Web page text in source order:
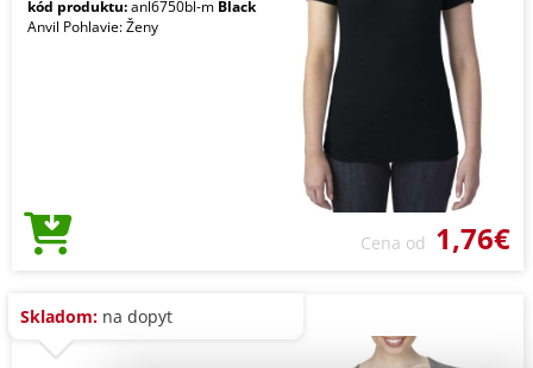
kód produktu:anl6750bl-m Black
Anvil Pohlavie: Ženy
Cena od 1,76€
Skladom: na dopyt